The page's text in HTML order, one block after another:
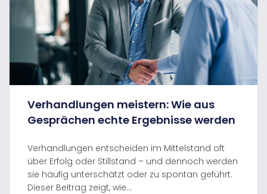
Verhandlungen meistern: Wie aus
Gesprächen echte Ergebnisse werden
Verhandlungen entscheiden im Mittelstand oft
über Erfolg oder Stillstand – und dennoch werden
sie häufig unterschätzt oder zu spontan geführt.
Dieser Beitrag zeigt, wie...